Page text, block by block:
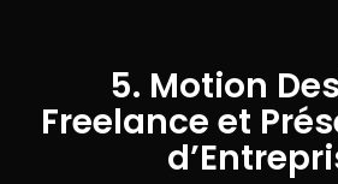
5. Motion
Freelance et